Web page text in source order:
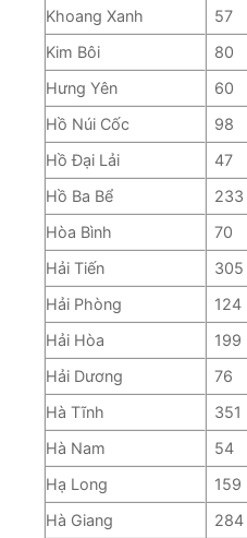
Khoang Xanh
57
Kim Bôi
80
Hưng Yên
60
Hồ Núi Cốc
98
Hồ Đại Lải
47
Hồ Ba Bể
233
Hòa Bình
70
Hải Tiến
305
Hải Phòng
124
Hải Hòa
199
Hải Dương
76
Hà Tĩnh
351
Hà Nam
54
Hạ Long
159
Hà Giang
284